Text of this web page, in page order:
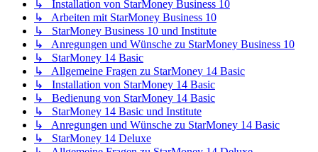
↳ Installation von StarMoney Business 10
↳ Arbeiten mit StarMoney Business 10
↳ StarMoney Business 10 und Institute
↳ Anregungen und Wünsche zu StarMoney Business 10
↳ StarMoney 14 Basic
↳ Allgemeine Fragen zu StarMoney 14 Basic
↳ Installation von StarMoney 14 Basic
↳ Bedienung von StarMoney 14 Basic
↳ StarMoney 14 Basic und Institute
↳ Anregungen und Wünsche zu StarMoney 14 Basic
↳ StarMoney 14 Deluxe